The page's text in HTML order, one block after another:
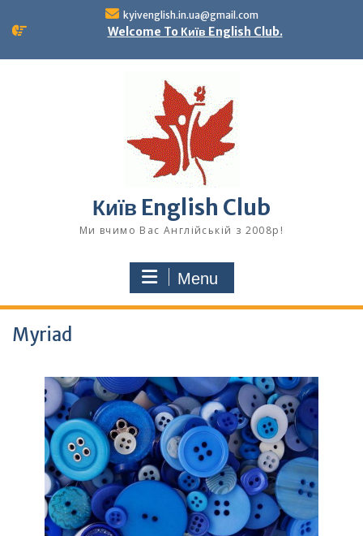
kyivenglish.in.ua@gmail.com
Welcome To Київ English Club.
Київ English Club
Ми вчимо Вас Англійській з 2008р!
Menu
Myriad